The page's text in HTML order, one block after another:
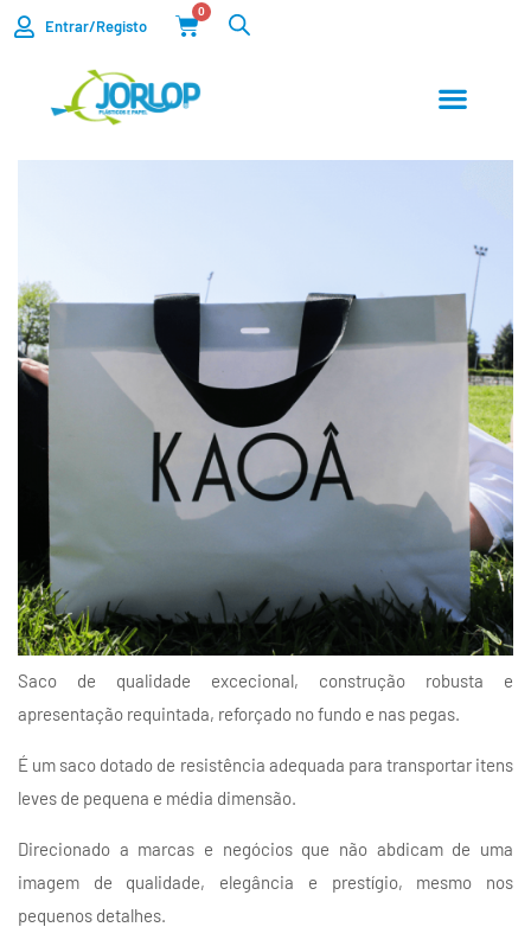
Entrar/Registo
0
Saco de qualidade excecional, construção robusta e
apresentação requintada, reforçado no fundo e nas pegas.
É um saco dotado de resistência adequada para transportar itens
leves de pequena e média dimensão.
Direcionado a marcas e negócios que não abdicam de uma
imagem de qualidade, elegância e prestígio, mesmo nos
pequenos detalhes.